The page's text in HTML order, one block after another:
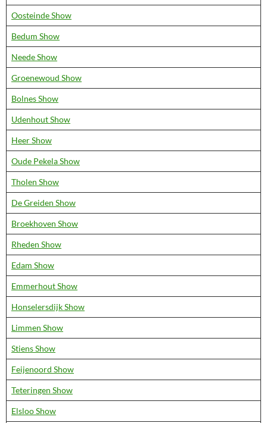
Oosteinde Show
Bedum Show
Neede Show
Groenewoud Show
Bolnes Show
Udenhout Show
Heer Show
Oude Pekela Show
Tholen Show
De Greiden Show
Broekhoven Show
Rheden Show
Edam Show
Emmerhout Show
Honselersdijk Show
Limmen Show
Stiens Show
Feijenoord Show
Teteringen Show
Elsloo Show